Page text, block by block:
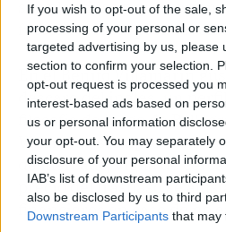
If you wish to opt-out of the sale,
processing of your personal or
targeted advertising by us, please
section to confirm your selection.
opt-out request is processed you
interest-based ads based on
us or personal information
your opt-out. You may separately
disclosure of your personal
IAB’s list of downstream
also be disclosed by us to third
Downstream Participants that may
El dilema de Old
porcentaje de
Claro que el Manchester
tercero en discordia en
Devils'incluyeron
agresivascuando
Marsella. Cualquier
este verano supondría
económica vital para las